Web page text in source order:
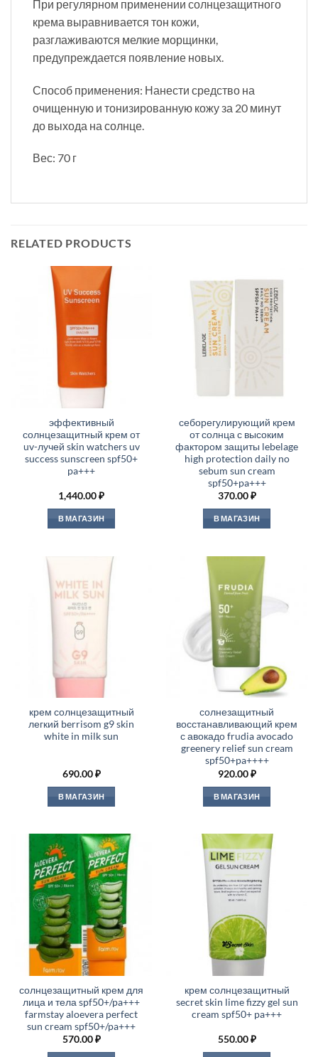
При регулярном применении солнцезащитного
крема выравнивается тон кожи,
разглаживаются мелкие морщинки,
предупреждается появление новых.
Способ применения: Нанести средство на
очищенную и тонизированную кожу за 20 минут
до выхода на солнце.
Вес: 70 г
RELATED PRODUCTS
эффективный
солнцезащитный крем от
uv-лучей skin watchers uv
success sunscreen spf50+
pa+++
1,440.00₽
В МАГАЗИН
себорегулирующий крем
от солнца с высоким
фактором защиты lebelage
high protection daily no
sebum sun cream
spf50+pa+++
370.00₽
В МАГАЗИН
крем солнцезащитный
легкий berrisom g9 skin
white in milk sun
690.00₽
В МАГАЗИН
солнезащитный
восстанавливающий крем
с авокадо frudia avocado
greenery relief sun cream
spf50+pa++++
920.00₽
В МАГАЗИН
солнцезащитный крем для
лица и тела spf50+/pa+++
farmstay aloevera perfect
sun cream spf50+/pa+++
570.00₽
крем солнцезащитный
secret skin lime fizzy gel sun
cream spf50+ pa+++
550.00₽